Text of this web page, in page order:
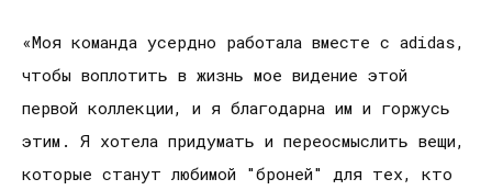
«Моя команда усердно работала вместе с adidas,
чтобы воплотить в жизнь мое видение этой
первой коллекции, и я благодарна им и горжусь
этим. Я хотела придумать и переосмыслить вещи,
которые станут любимой "броней" для тех, кто